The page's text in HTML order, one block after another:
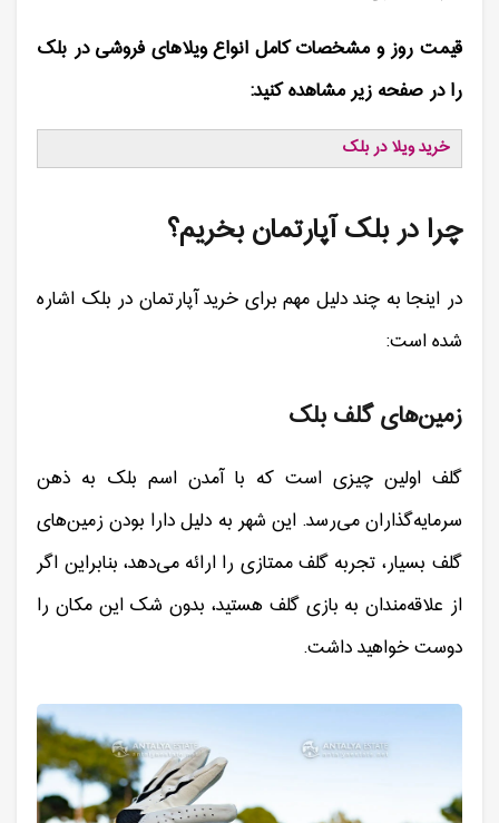
قیمت روز و مشخصات کامل انواع ویلاهای فروشی در بلک
را در صفحه زیر مشاهده کنید:
خرید ویلا در بلک
چرا در بلک آپارتمان بخریم؟
در اینجا به چند دلیل مهم برای خرید آپارتمان در بلک اشاره
شده است:
زمین‌های گلف بلک
گلف اولین چیزی است که با آمدن اسم بلک به ذهن
سرمایه‌گذاران می‌رسد. این شهر به دلیل دارا بودن زمین‌های
گلف بسیار، تجربه گلف ممتازی را ارائه می‌دهد، بنابراین اگر
از علاقه‌مندان به بازی گلف هستید، بدون شک این مکان را
دوست خواهید داشت.